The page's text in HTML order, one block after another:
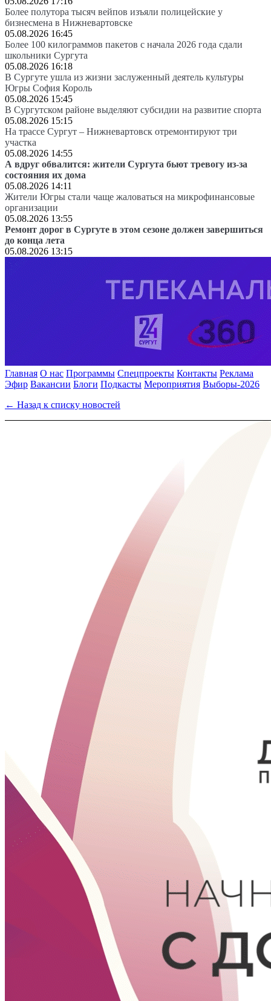
Более полутора тысяч вейпов изъяли полицейские у
бизнесмена в Нижневартовске
05.08.2026 16:45
Более 100 килограммов пакетов с начала 2026 года сдали
школьники Сургута
05.08.2026 16:18
В Сургуте ушла из жизни заслуженный деятель культуры
Югры София Король
05.08.2026 15:45
В Сургутском районе выделяют субсидии на развитие спорта
05.08.2026 15:15
На трассе Сургут – Нижневартовск отремонтируют три
участка
05.08.2026 14:55
А вдруг обвалится: жители Сургута бьют тревогу из-за
состояния их дома
05.08.2026 14:11
Жители Югры стали чаще жаловаться на микрофинансовые
организации
05.08.2026 13:55
Ремонт дорог в Сургуте в этом сезоне должен завершиться
до конца лета
05.08.2026 13:15
Главная О нас Программы Спецпроекты Контакты Реклама
Эфир Вакансии Блоги Подкасты Мероприятия Выборы-2026
← Назад к списку новостей